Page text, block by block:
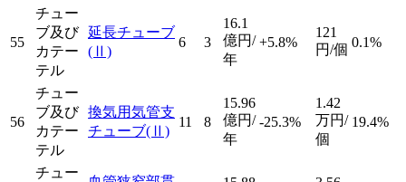
55
チュー
ブ及び
カテー
テル
延長チューブ
(Ⅱ)
6 3
16.1
億円/
年
+5.8%
121
円/個 0.1%
56
チュー
ブ及び
カテー
テル
換気用気管支
チューブ(Ⅱ)
11 8
15.96
億円/
年
-25.3%
1.42
万円/
個
19.4%
チュー